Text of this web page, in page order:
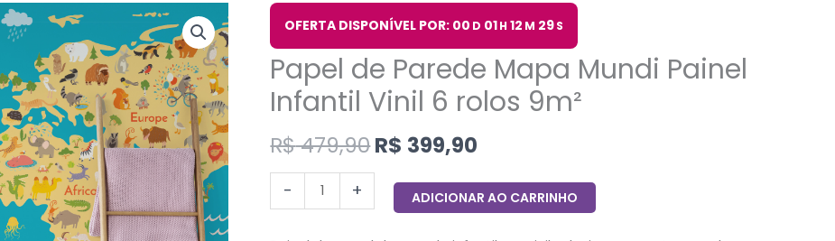
OFERTA DISPONÍVEL POR: 00 D 01H 12 M 28S
Papel de Parede Mapa Mundi Painel
Infantil Vinil 6 rolos 9m²
R$479,90
O
preço
original
era:
R$ 399,90
O
preço
atual
é:
-
Papel
de
Parede
Mapa
Painel
Infantil
Vinil
+ ADICIONAR AO CARRINHO